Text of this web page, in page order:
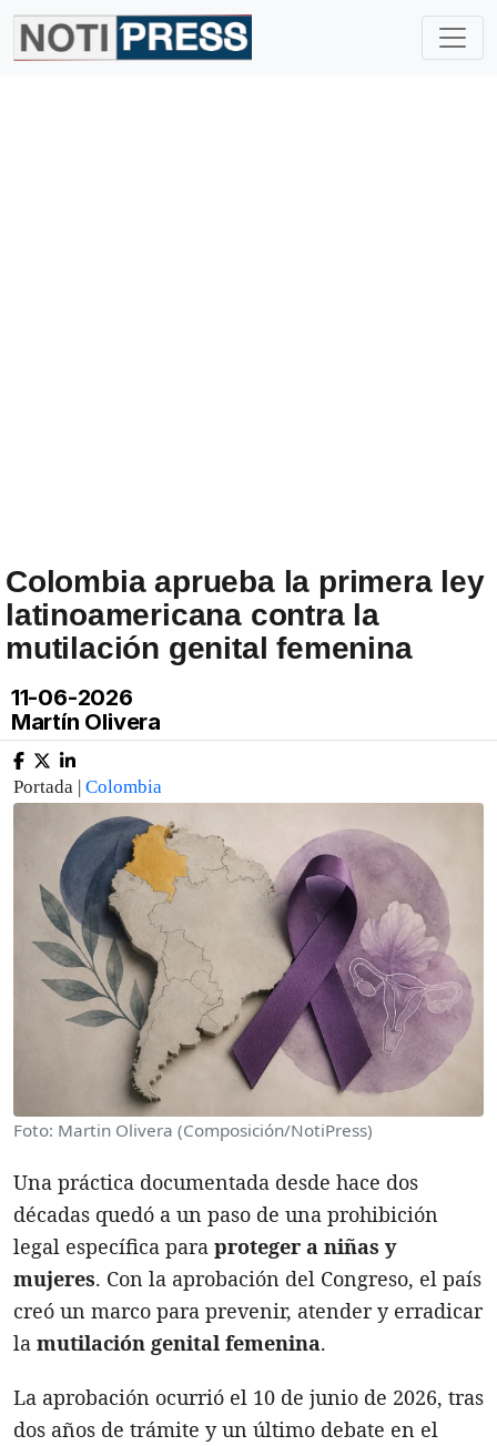
Colombia aprueba la primera ley
latinoamericana contra la
mutilación genital femenina
11-06-2026
Martín Olivera
Portada | Colombia
Foto: Martin Olivera (Composición/NotiPress)
Una práctica documentada desde hace dos
décadas quedó a un paso de una prohibición
legal específica para proteger a niñas y
mujeres. Con la aprobación del Congreso, el país
creó un marco para prevenir, atender y erradicar
la mutilación genital femenina.
La aprobación ocurrió el 10 de junio de 2026, tras
dos años de trámite y un último debate en el